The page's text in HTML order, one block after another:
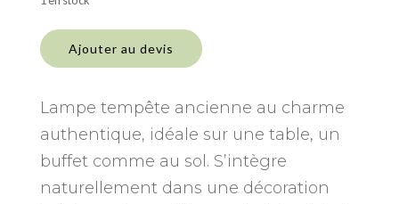
de
Lampe
décorative
Ajouter au devis
Lampe tempête ancienne au charme
authentique, idéale sur une table, un
buffet comme au sol. S’intègre
naturellement dans une décoration